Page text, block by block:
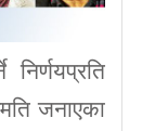
जनाएका